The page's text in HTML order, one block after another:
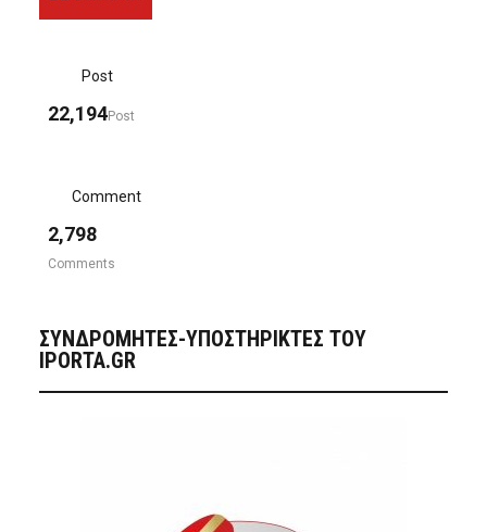
Post
22,194Post
Comment
2,798
Comments
ΣΥΝΔΡΟΜΗΤΈΣ-ΥΠΟΣΤΗΡΙΚΤΈΣ ΤΟΥ
IPORTA.GR